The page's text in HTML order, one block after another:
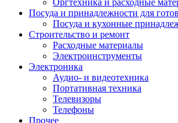
Оргтехника и расходные
Посуда и принадлежности для
Посуда и кухонные
Строительство и ремонт
Расходные материалы
Электроинструменты
Электроника
Аудио- и видеотехника
Портативная техника
Телевизоры
Телефоны
Прочее